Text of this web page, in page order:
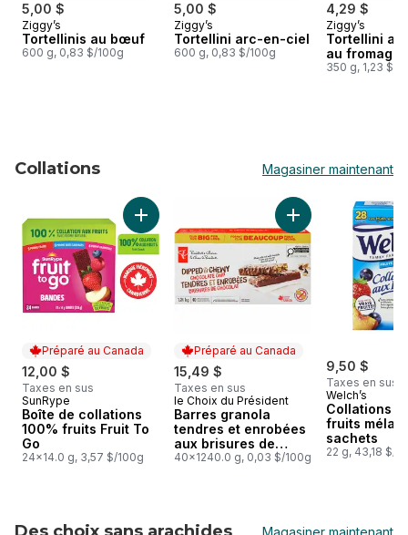
5,00 $
Préparé au Canada
Ziggy’s
Tortellinis au bœuf
600 g, 0,83 $/100g
5,00 $
Préparé au Canada
Ziggy’s
Tortellini arc-en-ciel
600 g, 0,83 $/100g
4,29 $
Préparé au
Ziggy’s
Tortellini
au fromage
350 g, 1,23 $/
Collations Magasiner maintenant
sauter Collations
Préparé au Canada
12,00 $
Taxes en sus
Préparé au Canada
SunRype
Boîte de collations
100% fruits Fruit To
Go
24x14.0 g, 3,57 $/100g
Ajouter Boîte de collations 100% fruits Fruit
Préparé au Canada
15,49 $
Taxes en sus
Préparé au Canada
le Choix du Président
Barres granola
tendres et enrobées
aux brisures de
chocolat, format
40x1240.0 g, 0,03 $/100g
Ajouter Barres
9,50 $
Taxes en sus
Welch’s
Collations
fruits
sachets
22 g, 43,18 $/
Magasiner maintenant